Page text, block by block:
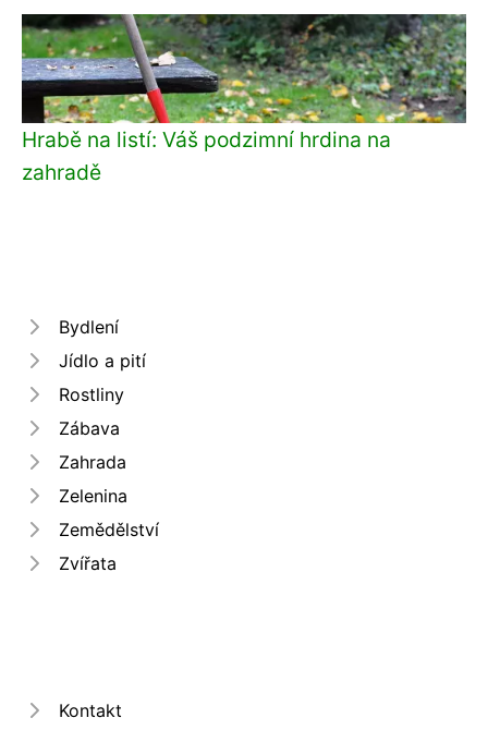
Hrabě na listí: Váš podzimní hrdina na
zahradě
Bydlení
Jídlo a pití
Rostliny
Zábava
Zahrada
Zelenina
Zemědělství
Zvířata
Kontakt